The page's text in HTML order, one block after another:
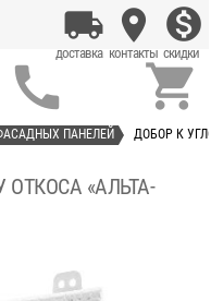
 
ПАНЕЛЕЙ ДОБОР К
«АЛЬТА-